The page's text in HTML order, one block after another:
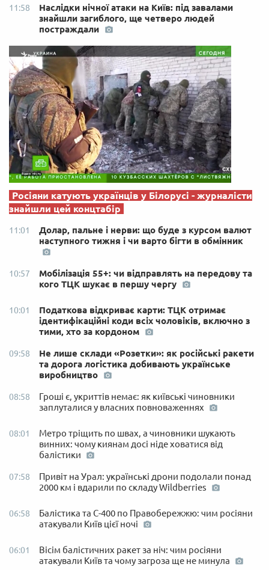
11:58
Наслідки нічної атаки на Київ: під завалами
знайшли загиблого, ще четверо людей
постраждали
Росіяни катують українців у Білорусі - журналісти
знайшли цей концтабір
11:01
Долар, пальне і нерви: що буде з курсом валют
наступного тижня і чи варто бігти в обмінник
10:57
Мобілізація 55+: чи відправлять на передову та
кого ТЦК шукає в першу чергу
10:01
Податкова відкриває карти: ТЦК отримає
ідентифікаційні коди всіх чоловіків, включно з
тими, хто за кордоном
09:58
Не лише склади «Розетки»: як російські ракети
та дорога логістика добивають українське
виробництво
08:58
Гроші є, укриттів немає: як київські чиновники
заплуталися у власних повноваженнях
08:01
Метро тріщить по швах, а чиновники шукають
винних: чому киянам досі ніде ховатися від
балістики
07:58
Привіт на Урал: українські дрони подолали понад
2000 км і вдарили по складу Wildberries
06:58
Балістика та С-400 по Правобережжю: чим росіяни
атакували Київ цієї ночі
06:01
Вісім балістичних ракет за ніч: чим росіяни
атакували Київ та чому загроза ще не минула